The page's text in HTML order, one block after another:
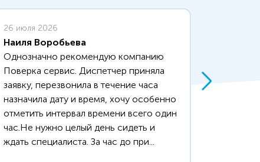
26 июля 2026
Наиля Воробьева
Однозначно рекомендую компанию
Поверка сервис. Диспетчер приняла
заявку, перезвонила в течение часа
назначила дату и время, хочу особенно
отметить интервал времени всего один
час.Не нужно целый день сидеть и
ждать специалиста. За час до при...